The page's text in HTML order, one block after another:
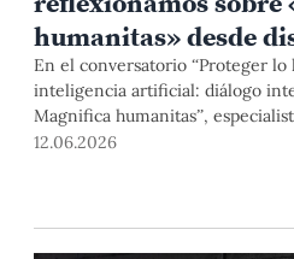
humanitas» desde
disciplinas
En el conversatorio “Proteger
inteligencia artificial: diálogo
Magnifica humanitas”,
PUCP intercambiaron pareceres
12.06.2026